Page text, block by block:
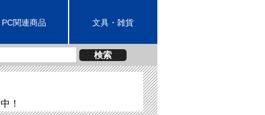
PC関連商品 文具・雑貨
検索
！